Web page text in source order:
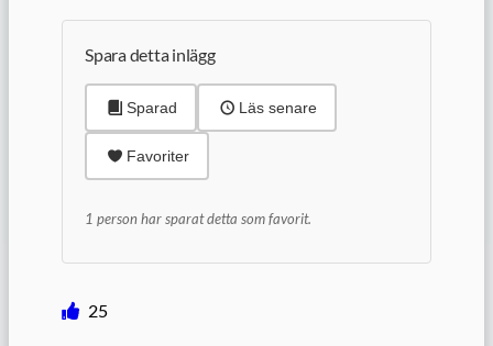
Spara detta inlägg
Sparad Läs senare
Favoriter
1 person har sparat detta som favorit.
25